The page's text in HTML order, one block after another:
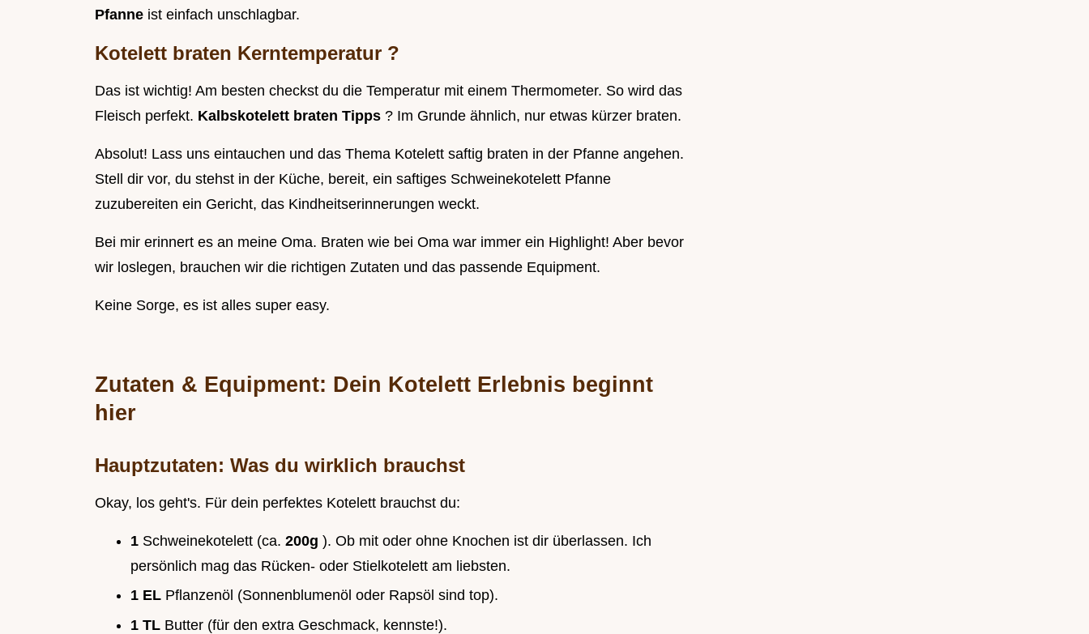
Pfanne ist einfach unschlagbar.
Kotelett braten Kerntemperatur ?
Das ist wichtig! Am besten checkst du die Temperatur mit einem Thermometer. So wird das
Fleisch perfekt. Kalbskotelett braten Tipps ? Im Grunde ähnlich, nur etwas kürzer braten.
Absolut! Lass uns eintauchen und das Thema Kotelett saftig braten in der Pfanne angehen.
Stell dir vor, du stehst in der Küche, bereit, ein saftiges Schweinekotelett Pfanne
zuzubereiten ein Gericht, das Kindheitserinnerungen weckt.
Bei mir erinnert es an meine Oma. Braten wie bei Oma war immer ein Highlight! Aber bevor
wir loslegen, brauchen wir die richtigen Zutaten und das passende Equipment.
Keine Sorge, es ist alles super easy.
Zutaten & Equipment: Dein Kotelett Erlebnis beginnt
hier
Hauptzutaten: Was du wirklich brauchst
Okay, los geht's. Für dein perfektes Kotelett brauchst du:
1 Schweinekotelett (ca. 200g ). Ob mit oder ohne Knochen ist dir überlassen. Ich
persönlich mag das Rücken- oder Stielkotelett am liebsten.
1 EL Pflanzenöl (Sonnenblumenöl oder Rapsöl sind top).
1 TL Butter (für den extra Geschmack, kennste!).